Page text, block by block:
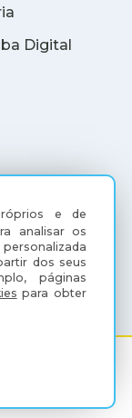
e de
analisar os
dos seus
páginas
para obter
Digital